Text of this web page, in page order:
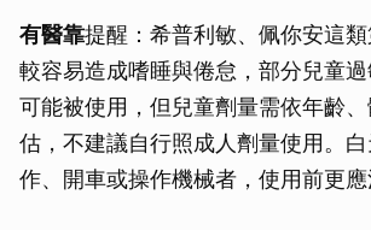
有醫靠提醒：希普利敏、佩你安這
較容易造成嗜睡與倦怠，部分兒童
可能被使用，但兒童劑量需依年齡
估，不建議自行照成人劑量使用。
作、開車或操作機械者，使用前更應